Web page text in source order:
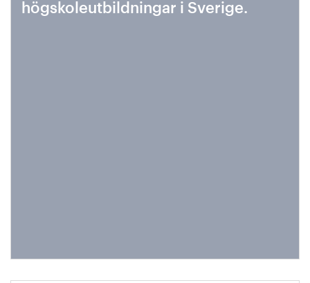
högskoleutbildningar i Sverige.